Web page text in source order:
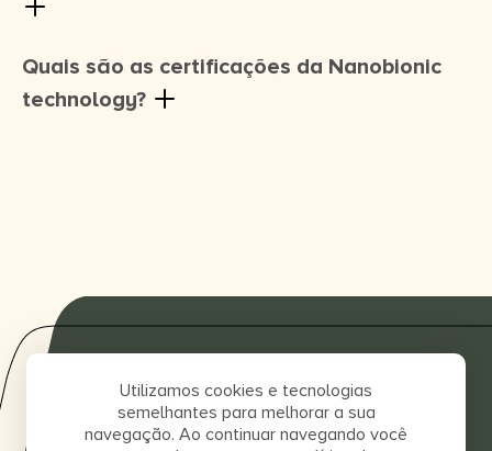
Quais são as certificações da Nanobionic
technology?
Utilizamos cookies e tecnologias
semelhantes para melhorar a sua
navegação. Ao continuar navegando você